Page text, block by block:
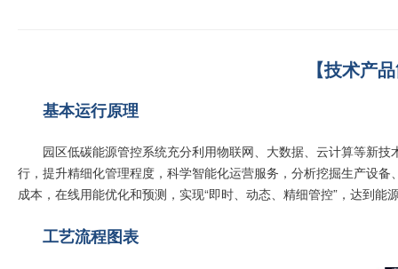
【技术产
基本运行原理
园区低碳能源管控系统充分利用物联网、大数据、云计算等新
行，提升精细化管理程度，科学智能化运营服务，分析挖掘生产设
成本，在线用能优化和预测，实现“即时、动态、精细管控”，达到能
工艺流程图表